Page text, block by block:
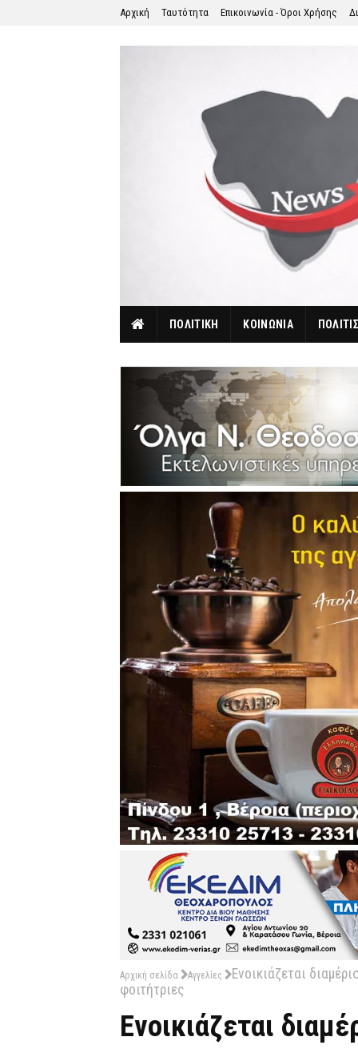
Αρχική Ταυτότητα Επικοινωνία - Όροι Χρήσης
ΠΟΛΙΤΙΚΗ ΚΟΙΝΩΝΙΑ
Αρχική σελίδα Αγγελίες
Ενοικιάζεται
φοιτήτριες
Ενοικιάζεται